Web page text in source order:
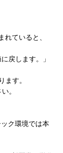
ていると、
戻します。」
ます。
。
ク環境では本